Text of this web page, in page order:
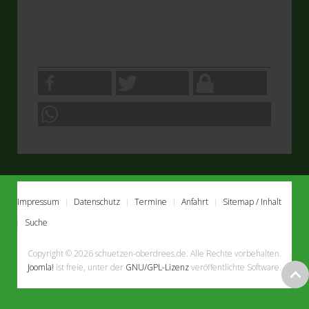
Impressum Datenschutz Termine Anfahrt
Sitemap / Inhalt
Suche
Copyright © 2026 schuetzen-oberdrees.de. Alle Rechte vorbehalten.
Joomla! ist freie, unter der GNU/GPL-Lizenzveröffentlichte Software.